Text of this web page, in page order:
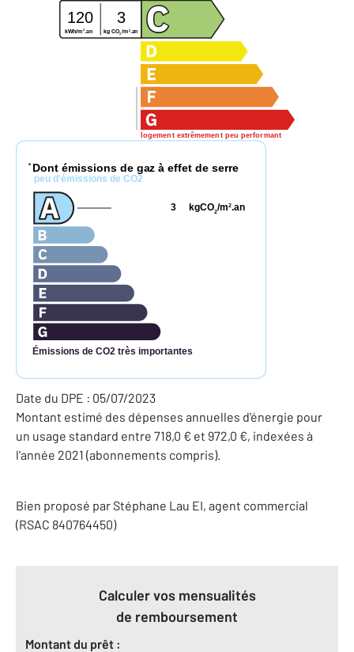
logement extrêmement peu performant
120 3
kWh/m 2 .an kg CO2/m2.an
* Dont émissions de gaz à effet de serre
peu d'émissions de CO2
Émissions de CO2 très importantes
kgCO2/m2.an
3
Date du DPE : 05/07/2023
Montant estimé des dépenses annuelles d'énergie pour
un usage standard entre 718,0 € et 972,0 €, indexées à
l'année 2021 (abonnements compris).
Bien proposé parStéphane Lau EI, agent commercial
(RSAC 840764450)
Calculer vos mensualités
de remboursement
Montant du prêt :